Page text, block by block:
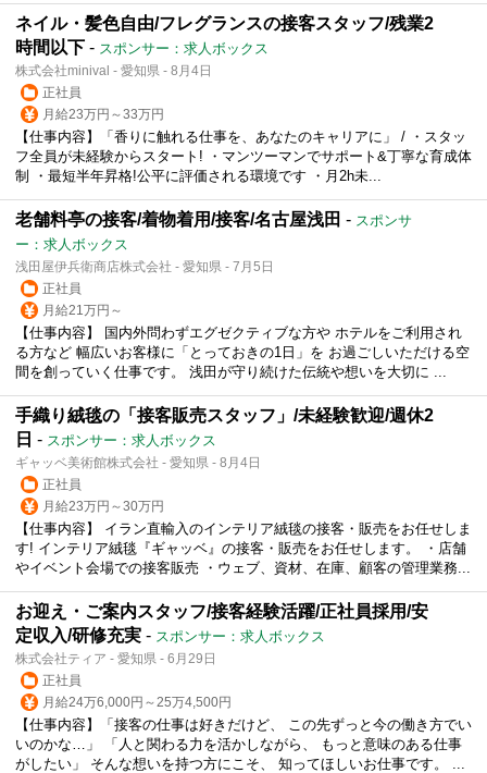
ネイル・髪色自由/フレグランスの接客スタッフ/残業2
時間以下 - スポンサー：求人ボックス
株式会社minival - 愛知県 - 8月4日
正社員
月給23万円～33万円
【仕事内容】「香りに触れる仕事を、あなたのキャリアに」 / ・スタッ
フ全員が未経験からスタート! ・マンツーマンでサポート&丁寧な育成体
制 ・最短半年昇格!公平に評価される環境です ・月2h未...
老舗料亭の接客/着物着用/接客/名古屋浅田 - スポンサ
ー：求人ボックス
浅田屋伊兵衛商店株式会社 - 愛知県 - 7月5日
正社員
月給21万円～
【仕事内容】 国内外問わずエグゼクティブな方や ホテルをご利用され
る方など 幅広いお客様に「とっておきの1日」を お過ごしいただける空
間を創っていく仕事です。 浅田が守り続けた伝統や想いを大切に ...
手織り絨毯の「接客販売スタッフ」/未経験歓迎/週休2
日 - スポンサー：求人ボックス
ギャッベ美術館株式会社 - 愛知県 - 8月4日
正社員
月給23万円～30万円
【仕事内容】 イラン直輸入のインテリア絨毯の接客・販売をお任せしま
す! インテリア絨毯『ギャッベ』の接客・販売をお任せします。 ・店舗
やイベント会場での接客販売 ・ウェブ、資材、在庫、顧客の管理業務...
お迎え・ご案内スタッフ/接客経験活躍/正社員採用/安
定収入/研修充実 - スポンサー：求人ボックス
株式会社ティア - 愛知県 - 6月29日
正社員
月給24万6,000円～25万4,500円
【仕事内容】「接客の仕事は好きだけど、 この先ずっと今の働き方でい
いのかな…」 「人と関わる力を活かしながら、 もっと意味のある仕事
がしたい」 そんな想いを持つ方にこそ、 知ってほしいお仕事です。 ...